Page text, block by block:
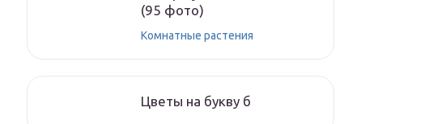
(95 фото)
Комнатные растения
Цветы на букву б